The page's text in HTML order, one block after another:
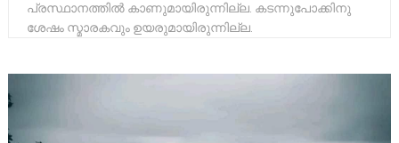
പ്രസ്ഥാനത്തിൽ കാണുമായിരുന്നില്ല. കടന്നുപോക്കിനു
ശേഷം സ്മാരകവും ഉയരുമായിരുന്നില്ല.